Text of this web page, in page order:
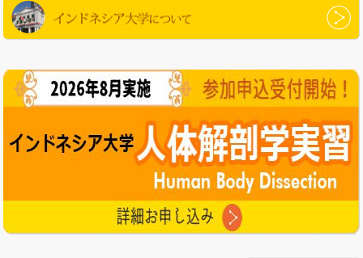
インドネシア大学について